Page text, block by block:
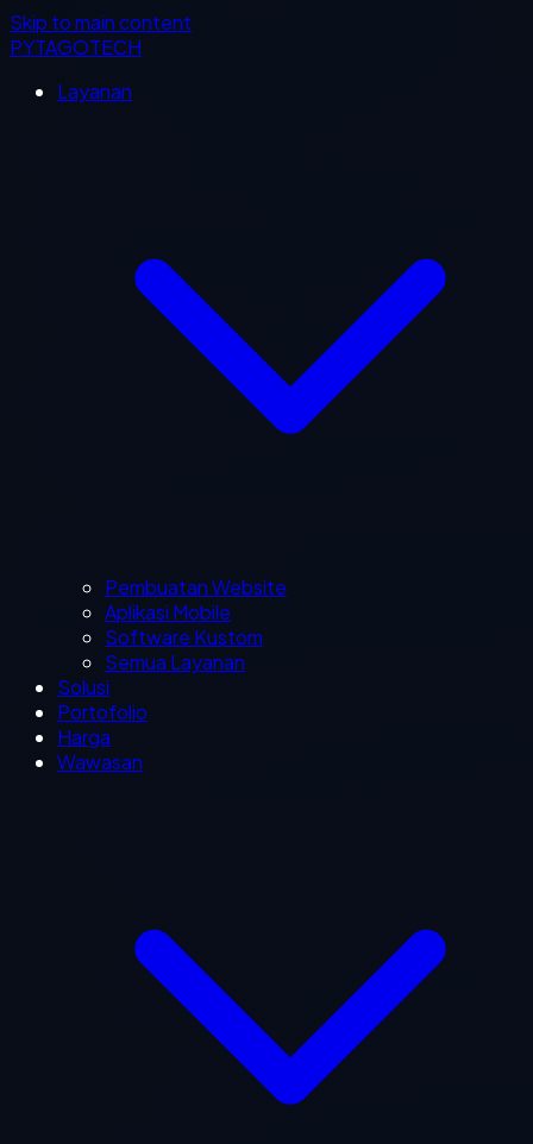
Skip to main content
PYTAGOTECH
Layanan
Pembuatan Website
Aplikasi Mobile
Software Kustom
Semua Layanan
Solusi
Portofolio
Harga
Wawasan